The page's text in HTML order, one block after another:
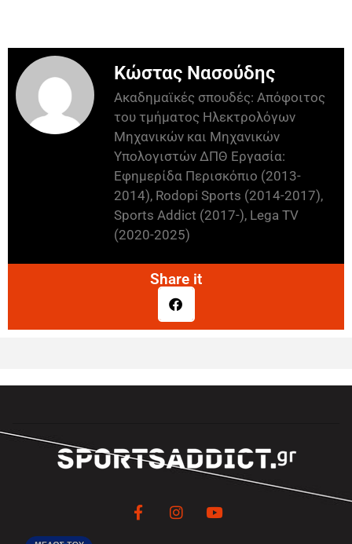
Κώστας Νασούδης
Ακαδημαϊκές σπουδές: Απόφοιτος
του τμήματος Ηλεκτρολόγων
Μηχανικών και Μηχανικών
Υπολογιστών ΔΠΘ Εργασία:
Εφημερίδα Περισκόπιο (2013-
2014), Rodopi Sports (2014-2017),
Sports Addict (2017-), Lega TV
(2020-2025)
Share it